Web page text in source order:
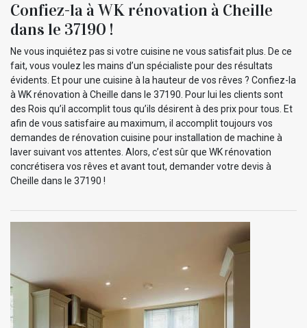
Confiez-la à WK rénovation à Cheille
dans le 37190 !
Ne vous inquiétez pas si votre cuisine ne vous satisfait plus. De ce
fait, vous voulez les mains d’un spécialiste pour des résultats
évidents. Et pour une cuisine à la hauteur de vos rêves ? Confiez-la
à WK rénovation à Cheille dans le 37190. Pour lui les clients sont
des Rois qu’il accomplit tous qu’ils désirent à des prix pour tous. Et
afin de vous satisfaire au maximum, il accomplit toujours vos
demandes de rénovation cuisine pour installation de machine à
laver suivant vos attentes. Alors, c’est sûr que WK rénovation
concrétisera vos rêves et avant tout, demander votre devis à
Cheille dans le 37190 !